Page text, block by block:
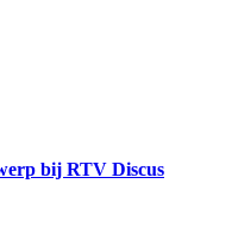
bij RTV Discus